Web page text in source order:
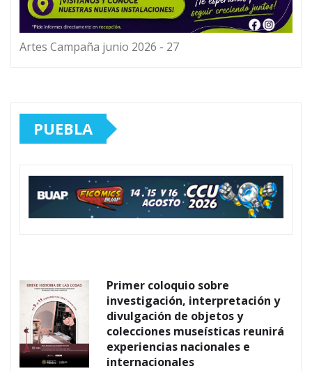
Artes Campaña junio 2026 - 27
PUEBLA
Primer coloquio sobre
investigación, interpretación y
divulgación de objetos y
colecciones museísticas reunirá
experiencias nacionales e
internacionales